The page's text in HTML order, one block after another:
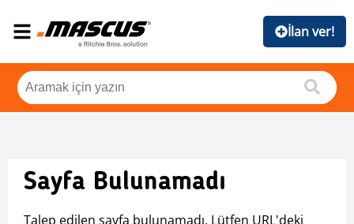
İlan ver!
Sayfa Bulunamadı
Talep edilen sayfa bulunamadı. Lütfen URL'deki